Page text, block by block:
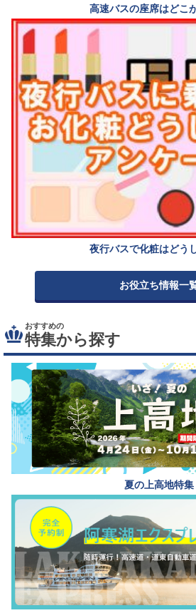
高速バスの座席はどこ
夜行バスで化粧はどう
お役立ち情報一
おすすめの
特集から探す
夏の上高地特集